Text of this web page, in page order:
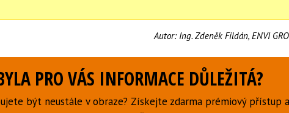
Autor: Ing. Zdeněk Fildán, ENVI
PRO VÁS INFORMACE DŮLEŽITÁ?
být neustále v obraze? Získejte zdarma prémiový přístup a